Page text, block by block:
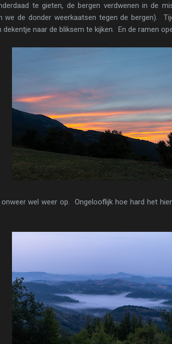
te gieten, de bergen verdwenen in de
we de donder weerkaatsen tegen de bergen).
dekentje naar de bliksem te kijken. En de ramen
wel weer op. Ongelooflijk hoe hard het